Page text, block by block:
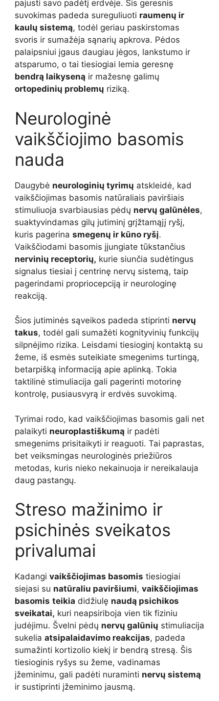
pajusti savo padėtį erdvėje. Šis geresnis
suvokimas padeda sureguliuoti raumenų ir
kaulų sistemą, todėl geriau paskirstomas
svoris ir sumažėja sąnarių apkrova. Pėdos
palaipsniui įgaus daugiau jėgos, lankstumo ir
atsparumo, o tai tiesiogiai lemia geresnę
bendrą laikyseną ir mažesnę galimų
ortopedinių problemų riziką.
Neurologinė
vaikščiojimo basomis
nauda
Daugybė neurologinių tyrimų atskleidė, kad
vaikščiojimas basomis natūraliais paviršiais
stimuliuoja svarbiausias pėdų nervų galūnėles,
suaktyvindamas gilų jutiminį grįžtamąjį ryšį,
kuris pagerina smegenų ir kūno ryšį.
Vaikščiodami basomis įjungiate tūkstančius
nervinių receptorių, kurie siunčia sudėtingus
signalus tiesiai į centrinę nervų sistemą, taip
pagerindami propriocepciją ir neurologinę
reakciją.
Šios jutiminės sąveikos padeda stiprinti nervų
takus, todėl gali sumažėti kognityvinių funkcijų
silpnėjimo rizika. Leisdami tiesioginį kontaktą su
žeme, iš esmės suteikiate smegenims turtingą,
betarpišką informaciją apie aplinką. Tokia
taktilinė stimuliacija gali pagerinti motorinę
kontrolę, pusiausvyrą ir erdvės suvokimą.
Tyrimai rodo, kad vaikščiojimas basomis gali net
palaikyti neuroplastiškumą ir padėti
smegenims prisitaikyti ir reaguoti. Tai paprastas,
bet veiksmingas neurologinės priežiūros
metodas, kuris nieko nekainuoja ir nereikalauja
daug pastangų.
Streso mažinimo ir
psichinės sveikatos
privalumai
Kadangi vaikščiojimas basomis tiesiogiai
siejasi su natūraliu paviršiumi, vaikščiojimas
basomis teikia didžiulę naudą psichikos
sveikatai, kuri neapsiriboja vien tik fiziniu
judėjimu. Švelni pėdų nervų galūnių stimuliacija
sukelia atsipalaidavimo reakcijas, padeda
sumažinti kortizolio kiekį ir bendrą stresą. Šis
tiesioginis ryšys su žeme, vadinamas
įžeminimu, gali padėti nuraminti nervų sistemą
ir sustiprinti įžeminimo jausmą.